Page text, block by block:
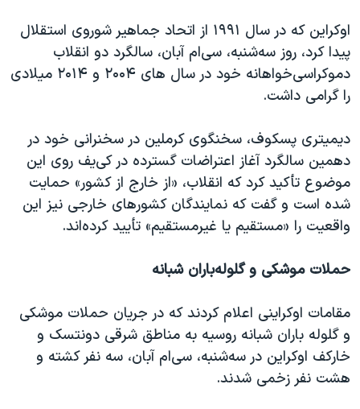
اوکراین که در سال ۱۹۹۱ از اتحاد جماهیر شوروی استقلال
پیدا کرد، روز سه‌شنبه، سی‌ام آبان، سالگرد دو انقلاب
دموکراسی‌خواهانه خود در سال های ۲۰۰۴ و ۲۰۱۴ میلادی
را گرامی داشت.
دیمیتری پسکوف، سخنگوی کرملین در سخنرانی خود در
دهمین سالگرد آغاز اعتراضات گسترده در کی‌یف روی این
موضوع تأکید کرد که انقلاب، «از خارج از کشور» حمایت
شده است و گفت که نمایندگان کشورهای خارجی نیز این
واقعیت را «مستقیم یا غیرمستقیم» تأیید کرده‌اند.
حملات موشکی و گلوله‌باران شبانه
مقامات اوکراینی اعلام کردند که در جریان حملات موشکی
و گلوله باران شبانه روسیه به مناطق شرقی دونتسک و
خارکف اوکراین در سه‌شنبه، سی‌ام آبان، سه نفر کشته و
هشت نفر زخمی شدند.